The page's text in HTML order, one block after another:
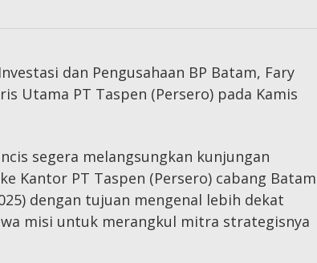
dan Pengusahaan BP Batam, Fary
Utama PT Taspen (Persero) pada Kamis
segera melangsungkan kunjungan
Kantor PT Taspen (Persero) cabang Batam
dengan tujuan mengenal lebih dekat
misi untuk merangkul mitra strategisnya